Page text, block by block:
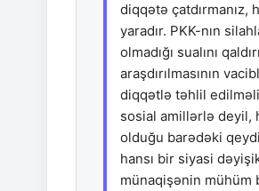
diqqətə çatdırmanız,
yaradır. PKK-nın
olmadığı sualını
araşdırılmasının
diqqətlə təhlil edilməli
sosial amillərlə deyil,
olduğu barədəki
hansı bir siyasi
münaqişənin